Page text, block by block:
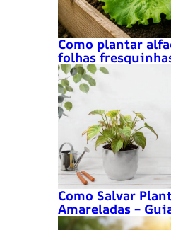
Como plantar
folhas
Como Salvar
Amareladas –